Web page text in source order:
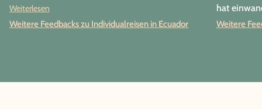
als absolut richtig; es wäre zu viel geworden. Vor
Ort hat (fast) alles reibungslos geklappt. Lediglich in
professionell und sympathisch empfunden. Durch
Weiterlesen
Weitere Feedbacks zu Individualreisen in Ecuador
hat
Weitere